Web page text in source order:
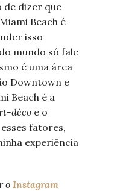
de dizer que
Beach é
isso
mundo só fale
é uma área
Downtown e
Beach é a
déco e o
fatores,
experiência
o Instagram